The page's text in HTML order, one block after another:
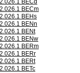
BECd
BECm
BEHs
BENn
BENt
BENw
BERm
BERr
BERt
BETc